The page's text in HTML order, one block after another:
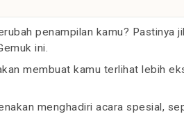
penampilan kamu?
ini.
membuat kamu terlihat lebih
menghadiri acara spesial,